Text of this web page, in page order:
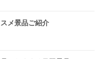
メ景品ご紹介